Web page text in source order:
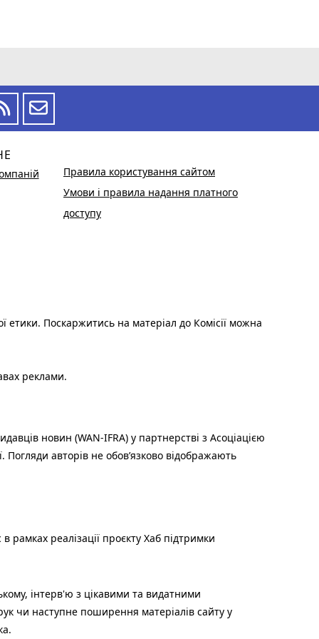
Правила користування сайтом
Умови і правила надання платного
доступу
етики. Поскаржитись на матеріал до Комісії можна
реклами.
новин (WAN-IFRA) у партнерстві з Асоціацією
Погляди авторів не обов’язково відображають
рамках реалізації проєкту Хаб підтримки
інтерв'ю з цікавими та видатними
чи наступне поширення матеріалів сайту у